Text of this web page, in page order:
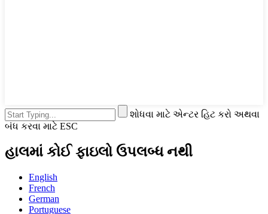
શોધવા માટે એન્ટર હિટ કરો અથવા
બંધ કરવા માટે ESC
હાલમાં કોઈ ફાઇલો ઉપલબ્ધ નથી
English
French
German
Portuguese